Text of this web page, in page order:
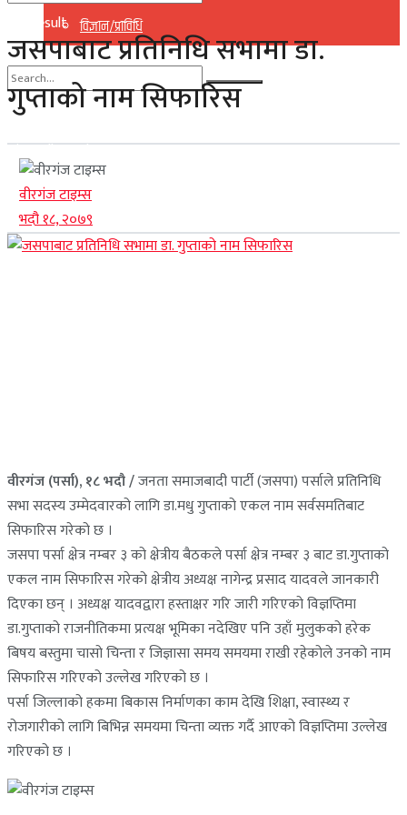
विज्ञान/प्राविधि
No Result
View All Result
No Result
View All Result
जसपाबाट प्रतिनिधि सभामा डा.
गुप्ताको नाम सिफारिस
वीरगंज टाइम्स
भदौ १८, २०७९
वीरगंज (पर्सा), १८ भदौ /जनता समाजबादी पार्टी (जसपा) पर्साले प्रतिनिधि
सभा सदस्य उम्मेदवारको लागि डा.मधु गुप्ताको एकल नाम सर्वसमतिबाट
सिफारिस गरेको छ ।
जसपा पर्सा क्षेत्र नम्बर ३ को क्षेत्रीय बैठकले पर्सा क्षेत्र नम्बर ३ बाट डा.गुप्ताको
एकल नाम सिफारिस गरेको क्षेत्रीय अध्यक्ष नागेन्द्र प्रसाद यादवले जानकारी
दिएका छन् । अध्यक्ष यादवद्वारा हस्ताक्षर गरि जारी गरिएको विज्ञप्तिमा
डा.गुप्ताको राजनीतिकमा प्रत्यक्ष भूमिका नदेखिए पनि उहाँ मुलुकको हरेक
बिषय बस्तुमा चासो चिन्ता र जिज्ञासा समय समयमा राखी रहेकोले उनको नाम
सिफारिस गरिएको उल्लेख गरिएको छ ।
पर्सा जिल्लाको हकमा बिकास निर्माणका काम देखि शिक्षा, स्वास्थ्य र
रोजगारीको लागि बिभिन्न समयमा चिन्ता व्यक्त गर्दै आएको विज्ञप्तिमा उल्लेख
गरिएको छ ।